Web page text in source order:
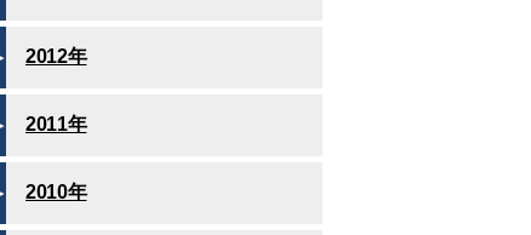
2012年
2011年
2010年